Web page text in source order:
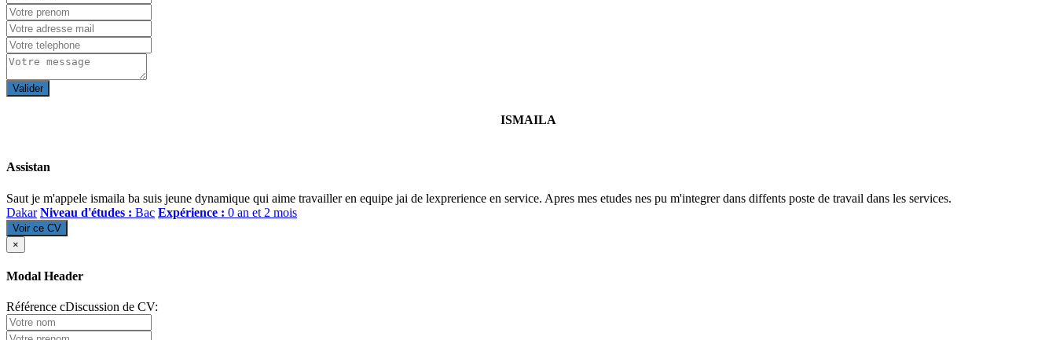
Valider
ISMAILA
Assistan
Saut je m'appele ismaila ba suis jeune dynamique qui aime travailler en equipe jai de lexprerience en service. Apres mes etudes nes pu m'integrer dans diffents poste de travail dans les services.
Dakar Niveau d'études : Bac Expérience : 0 an et 2 mois
Voir ce CV
×
Modal Header
Référence cDiscussion de CV: